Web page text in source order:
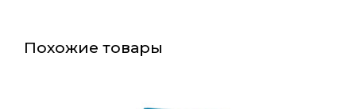
Похожие товары